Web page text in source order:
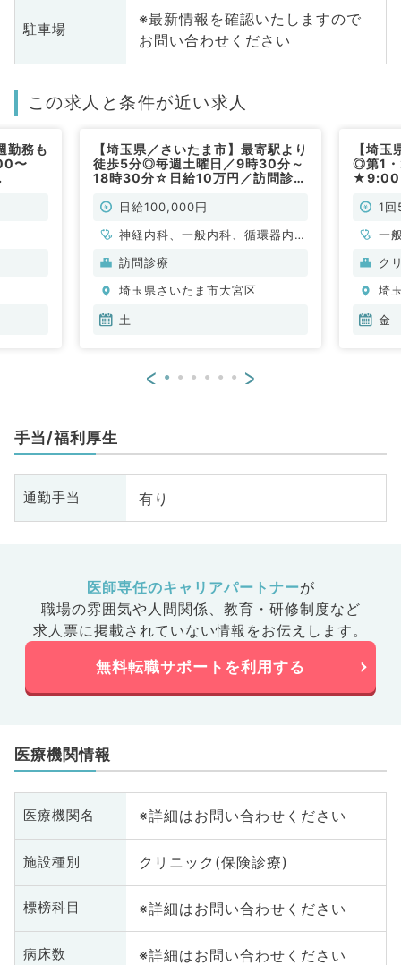
駐車場
※最新情報を確認いたしますので
お問い合わせください
この求人と条件が近い求人
勤務も
〜
【埼玉県／さいたま市】最寄駅より
徒歩5分◎毎週土曜日／9時30分～
18時30分☆日給10万円／訪問診
常勤）日給100,000円
神経内科、一般内科、循環器内
科、呼吸器内科、消化器内科、内
内科、血液内科、膠原病科
訪問診療
埼玉県さいたま市大宮区
土
【埼
◎第1・
★9:00
（非
1
一
ク
埼
金
< >
手当/福利厚生
通勤手当 有り
医師専任のキャリアパートナーが
職場の雰囲気や人間関係、 教育・研修制度など
求人票に掲載されていない情報をお伝えします。
無料転職サポートを利用する
医療機関情報
医療機関名 ※詳細はお問い合わせください
施設種別 クリニック(保険診療)
標榜科目 ※詳細はお問い合わせください
病床数 ※詳細はお問い合わせください